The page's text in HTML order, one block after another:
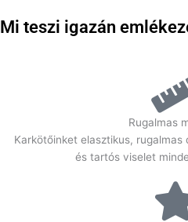
Mi teszi igazán
Rugalmas
Karkötőinket elasztikus,
és tartós viselet